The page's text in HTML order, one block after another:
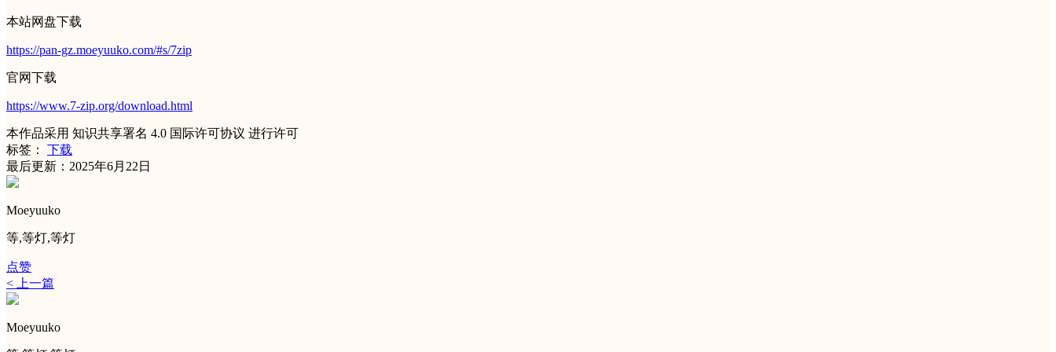
本站网盘下载
https://pan-gz.moeyuuko.com/#s/7zip
官网下载
https://www.7-zip.org/download.html
本作品采用 知识共享署名 4.0 国际许可协议 进行许可
标签：
下载
最后更新：2025年6月22日
Moeyuuko
等,等灯,等灯
点赞
< 上一篇
Moeyuuko